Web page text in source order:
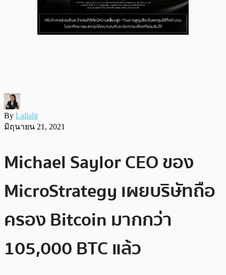
By Lallalit
มิถุนายน 21, 2021
Michael Saylor CEO ของ
MicroStrategy เผยบริษัทถือ
ครอง Bitcoin มากกว่า
105,000 BTC แล้ว